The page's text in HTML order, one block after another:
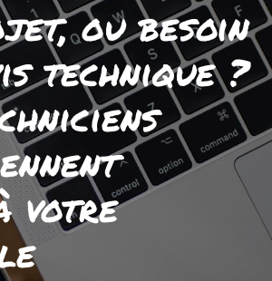
ou besoin
technique ?
votre